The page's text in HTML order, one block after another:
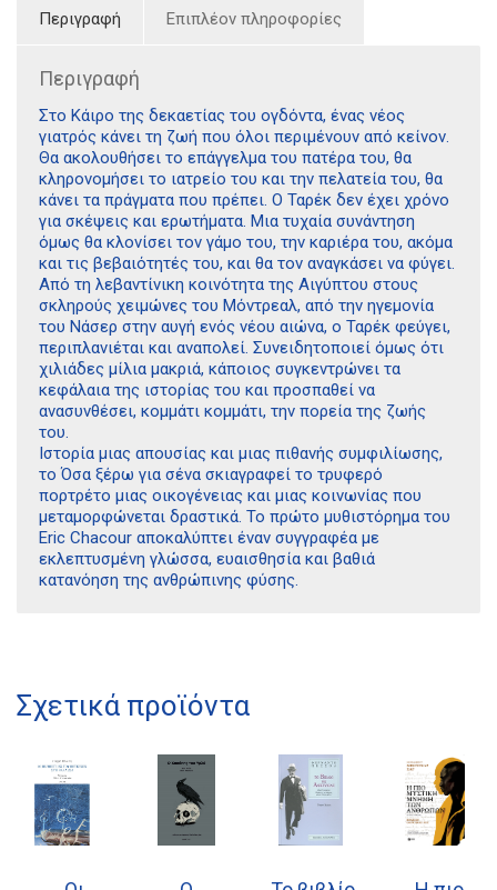
Περιγραφή Επιπλέον πληροφορίες
Περιγραφή
Στο Κάιρο της δεκαετίας του ογδόντα, ένας νέος
γιατρός κάνει τη ζωή που όλοι περιμένουν από κείνον.
Θα ακολουθήσει το επάγγελμα του πατέρα του, θα
κληρονομήσει το ιατρείο του και την πελατεία του, θα
κάνει τα πράγματα που πρέπει. Ο Ταρέκ δεν έχει χρόνο
για σκέψεις και ερωτήματα. Μια τυχαία συνάντηση
όμως θα κλονίσει τον γάμο του, την καριέρα του, ακόμα
και τις βεβαιότητές του, και θα τον αναγκάσει να φύγει.
Από τη λεβαντίνικη κοινότητα της Αιγύπτου στους
σκληρούς χειμώνες του Μόντρεαλ, από την ηγεμονία
του Νάσερ στην αυγή ενός νέου αιώνα, ο Ταρέκ φεύγει,
περιπλανιέται και αναπολεί. Συνειδητοποιεί όμως ότι
χιλιάδες μίλια μακριά, κάποιος συγκεντρώνει τα
κεφάλαια της ιστορίας του και προσπαθεί να
ανασυνθέσει, κομμάτι κομμάτι, την πορεία της ζωής
του.
Ιστορία μιας απουσίας και μιας πιθανής συμφιλίωσης,
το Όσα ξέρω για σένα σκιαγραφεί το τρυφερό
πορτρέτο μιας οικογένειας και μιας κοινωνίας που
μεταμορφώνεται δραστικά. Το πρώτο μυθιστόρημα του
Eric Chacour αποκαλύπτει έναν συγγραφέα με
εκλεπτυσμένη γλώσσα, ευαισθησία και βαθιά
κατανόηση της ανθρώπινης φύσης.
Σχετικά προϊόντα
kombrai.bs@gmail.com
Πολιτική προστασίας δεδομένων
Πολιτική επιστροφών